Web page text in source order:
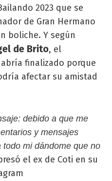
2023 que se
de Gran Hermano
boliche. Y según
de Brito, el
finalizado porque
afectar su amistad
debido a que me
y mensajes
mi dándome que no
el ex de Coti en su